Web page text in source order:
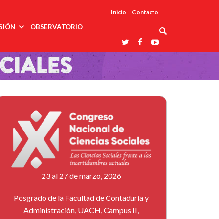
Inicio Contacto
ciencias
pública
social
Asociaciones
profesionales
temáticas
Laboratorios
nacionales
Entidades
afines
De México
En Su 475
Aniversario
OBSERVATORIO
23 al 27 de marzo, 2026
Posgrado de la Facultad de Contaduría y
Administración, UACH, Campus II,